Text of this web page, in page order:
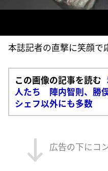
本誌記者の直撃に笑顔で
この画像の記事を読む
人たち 陣内智則、勝
シェフ以外にも多数
広告の下にコ